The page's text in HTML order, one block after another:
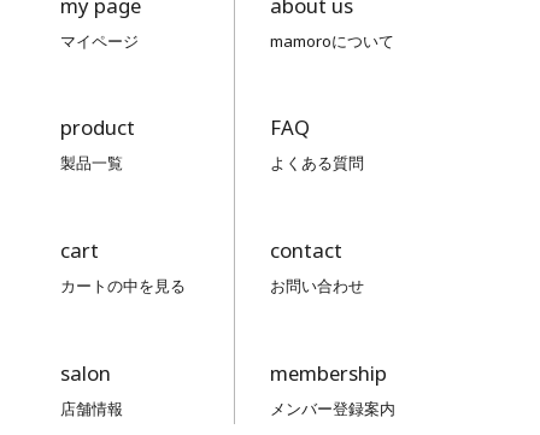
マイページ
product
製品一覧
cart
カートの中を見る
salon
店舗情報
mamoroについて
FAQ
よくある質問
contact
お問い合わせ
membership
メンバー登録案内